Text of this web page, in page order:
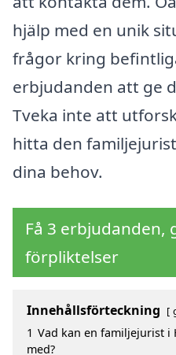
hjälp med en unik
frågor kring
erbjudanden att ge
Tveka inte att
hitta den
dina behov.
Få 3 erbjudanden,
förpliktelser
Innehållsförteckning
1 Vad kan en familjejurist
med?